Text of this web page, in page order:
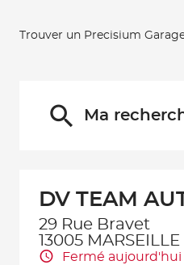
Trouver un Precisium
Ma
DV TEAM
29 Rue Bravet
13005 MARSEILLE
Fermé aujourd'hui